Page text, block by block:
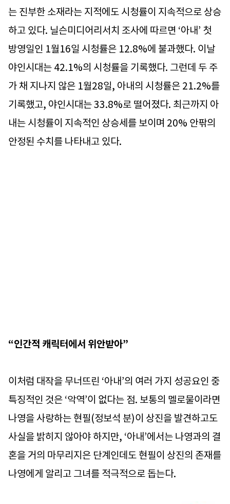
는 진부한 소재라는 지적에도 시청률이 지속적으로 상승
하고 있다. 닐슨미디어리서치 조사에 따르면 ‘아내’ 첫
방영일인 1월16일 시청률은 12.8%에 불과했다. 이날
야인시대는 42.1%의 시청률을 기록했다. 그런데 두 주
가 채 지나지 않은 1월28일, 아내의 시청률은 21.2%를
기록했고, 야인시대는 33.8%로 떨어졌다. 최근까지 아
내는 시청률이 지속적인 상승세를 보이며 20% 안팎의
안정된 수치를 나타내고 있다.
“인간적 캐릭터에서 위안받아”
이처럼 대작을 무너뜨린 ‘아내’의 여러 가지 성공요인 중
특징적인 것은 ‘악역’이 없다는 점. 보통의 멜로물이라면
나영을 사랑하는 현필(정보석 분)이 상진을 발견하고도
사실을 밝히지 않아야 하지만, ‘아내’에서는 나영과의 결
혼을 거의 마무리지은 단계인데도 현필이 상진의 존재를
나영에게 알리고 그녀를 적극적으로 돕는다.